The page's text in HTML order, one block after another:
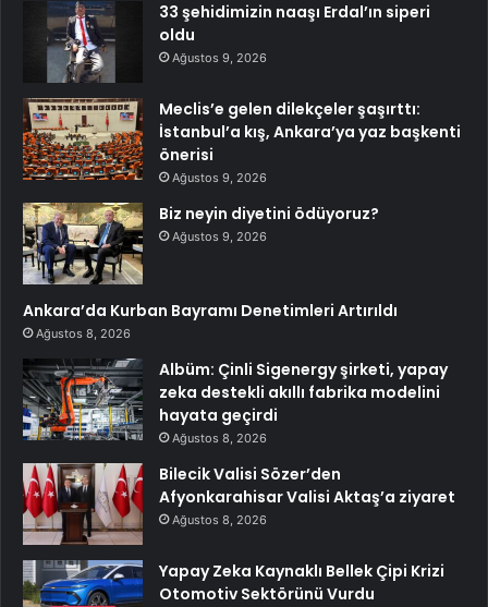
33 şehidimizin naaşı Erdal’ın siperi
oldu
Ağustos 9, 2026
Meclis’e gelen dilekçeler şaşırttı:
İstanbul’a kış, Ankara’ya yaz başkenti
önerisi
Ağustos 9, 2026
Biz neyin diyetini ödüyoruz?
Ağustos 9, 2026
Ankara’da Kurban Bayramı Denetimleri Artırıldı
Ağustos 8, 2026
Albüm: Çinli Sigenergy şirketi, yapay
zeka destekli akıllı fabrika modelini
hayata geçirdi
Ağustos 8, 2026
Bilecik Valisi Sözer’den
Afyonkarahisar Valisi Aktaş’a ziyaret
Ağustos 8, 2026
Yapay Zeka Kaynaklı Bellek Çipi Krizi
Otomotiv Sektörünü Vurdu